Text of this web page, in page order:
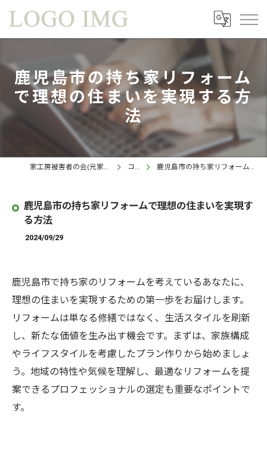
鹿児島市の持ち家リフォーム
で理想の住まいを実現する方
法
家工房被害者の会(元家工房 鹿児島西インター店) コラム 鹿児島市の持ち家リフォームで理想の住まいを実現する方法
鹿児島市の持ち家リフォームで理想の住まいを実現す
る方法
2024/09/29
鹿児島市で持ち家のリフォームを考えているあなたに、
理想の住まいを実現するための第一歩をお届けします。
リフォームは単なる修繕ではなく、生活スタイルを刷新
し、新たな価値を生み出す機会です。まずは、家族構成
やライフスタイルを考慮したプラン作りから始めましょ
う。地域の特性や気候を理解し、最適なリフォームを提
案できるプロフェッショナルの選定も重要なポイントで
す。